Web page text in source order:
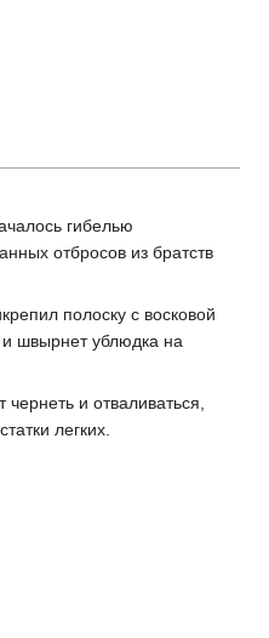
гибелью
отбросов из братств
полоску с восковой
и швырнет ублюдка на
и отваливаться,
легких.